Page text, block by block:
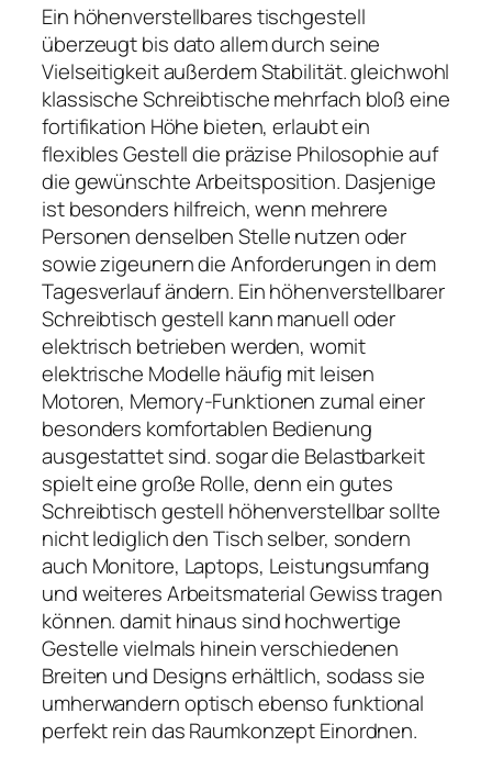
Ein höhenverstellbares tischgestell
überzeugt bis dato allem durch seine
Vielseitigkeit außerdem Stabilität. gleichwohl
klassische Schreibtische mehrfach bloß eine
fortifikation Höhe bieten, erlaubt ein
flexibles Gestell die präzise Philosophie auf
die gewünschte Arbeitsposition. Dasjenige
ist besonders hilfreich, wenn mehrere
Personen denselben Stelle nutzen oder
sowie zigeunern die Anforderungen in dem
Tagesverlauf ändern. Ein höhenverstellbarer
Schreibtisch gestell kann manuell oder
elektrisch betrieben werden, womit
elektrische Modelle häufig mit leisen
Motoren, Memory-Funktionen zumal einer
besonders komfortablen Bedienung
ausgestattet sind. sogar die Belastbarkeit
spielt eine große Rolle, denn ein gutes
Schreibtisch gestell höhenverstellbar sollte
nicht lediglich den Tisch selber, sondern
auch Monitore, Laptops, Leistungsumfang
und weiteres Arbeitsmaterial Gewiss tragen
können. damit hinaus sind hochwertige
Gestelle vielmals hinein verschiedenen
Breiten und Designs erhältlich, sodass sie
umherwandern optisch ebenso funktional
perfekt rein das Raumkonzept Einordnen.